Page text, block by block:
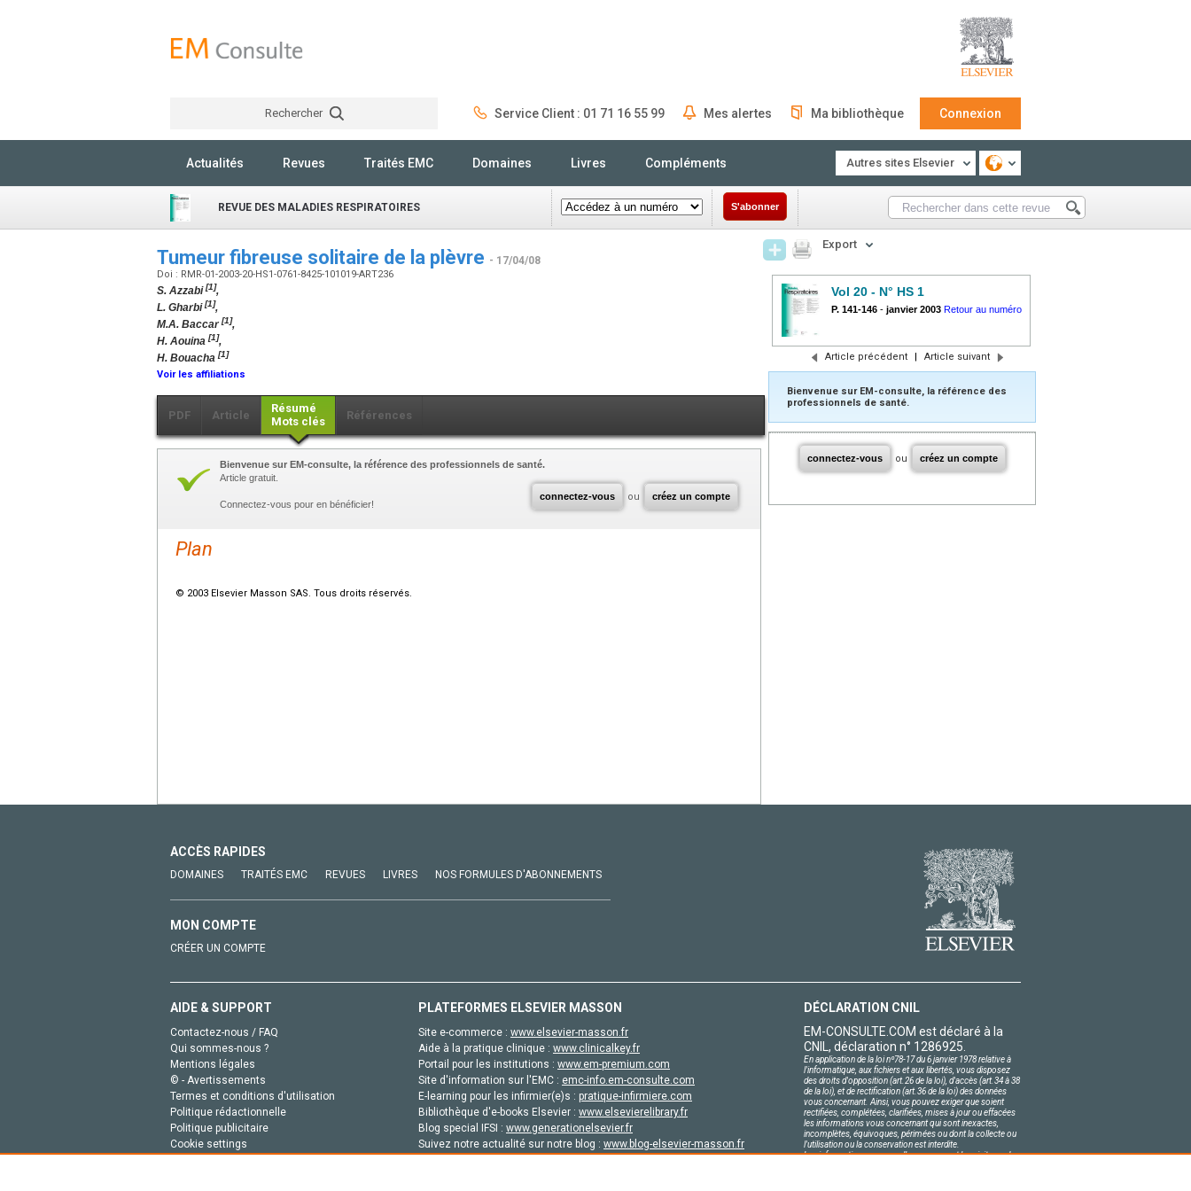
Rechercher Service Client : 01 71 16 55 99 Mes alertes Ma bibliothèque Connexion
Actualités Revues Traités EMC Domaines Livres Compléments Autres sites Elsevier
REVUE DES MALADIES RESPIRATOIRES S'abonner
Tumeur fibreuse solitaire de la plèvre - 17/04/08
Doi : RMR-01-2003-20-HS1-0761-8425-101019-ART236
S. Azzabi[1],
L. Gharbi[1],
M.A. Baccar[1],
H. Aouina [1],
H. Bouacha [1]
Voir les affiliations
PDF Article
Résumé
Mots clés
Références
connectez-vous ou créez un compte
Bienvenue sur EM-consulte, la référence des professionnels de santé.
Article gratuit.
Connectez-vous pour en bénéficier!
Plan
© 2003 Elsevier Masson SAS. Tous droits réservés.
Export
Vol 20 - N° HS 1
P. 141-146 - janvier 2003 Retour au numéro
Article précédent | Article suivant
Bienvenue sur EM-consulte, la référence des
professionnels de santé.
connectez-vous ou créez un compte
ACCÈS RAPIDES
DOMAINES TRAITÉS EMC REVUES LIVRES NOS FORMULES D'ABONNEMENTS
MON COMPTE
CRÉER UN COMPTE
AIDE & SUPPORT
Contactez-nous / FAQ
Qui sommes-nous ?
Mentions légales
© - Avertissements
Termes et conditions d'utilisation
Politique rédactionnelle
Politique publicitaire
Cookie settings
PLATEFORMES ELSEVIER MASSON
Site e-commerce : www.elsevier-masson.fr
Aide à la pratique clinique : www.clinicalkey.fr
Portail pour les institutions : www.em-premium.com
Site d'information sur l'EMC : emc-info.em-consulte.com
E-learning pour les infirmier(e)s : pratique-infirmiere.com
Bibliothèque d'e-books Elsevier : www.elsevierelibrary.fr
Blog special IFSI : www.generationelsevier.fr
Suivez notre actualité sur notre blog : www.blog-elsevier-masson.fr
DÉCLARATION CNIL
EM-CONSULTE.COM est déclaré à la
CNIL, déclaration n° 1286925.
En application de la loi nº78-17 du 6 janvier 1978 relative à
l'informatique, aux fichiers et aux libertés, vous disposez
des droits d'opposition (art.26 de la loi), d'accès (art.34 à 38
de la loi), et de rectification (art.36 de la loi) des données
vous concernant. Ainsi, vous pouvez exiger que soient
rectifiées, complétées, clarifiées, mises à jour ou effacées
les informations vous concernant qui sont inexactes,
incomplètes, équivoques, périmées ou dont la collecte ou
l'utilisation ou la conservation est interdite.
Les informations personnelles concernant les visiteurs de